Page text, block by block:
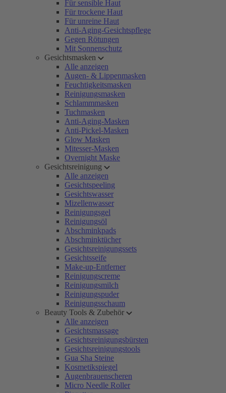
Für sensible Haut
Für trockene Haut
Für unreine Haut
Anti-Aging-Gesichtspflege
Gegen Rötungen
Mit Sonnenschutz
Gesichtsmasken
Alle anzeigen
Augen- & Lippenmasken
Feuchtigkeitsmasken
Reinigungsmasken
Schlammmasken
Tuchmasken
Anti-Aging-Masken
Anti-Pickel-Masken
Glow Masken
Mitesser-Masken
Overnight Maske
Gesichtsreinigung
Alle anzeigen
Gesichtspeeling
Gesichtswasser
Mizellenwasser
Reinigungsgel
Reinigungsöl
Abschminkpads
Abschminktücher
Gesichtsreinigungssets
Gesichtsseife
Make-up-Entferner
Reinigungscreme
Reinigungsmilch
Reinigungspuder
Reinigungsschaum
Beauty Tools & Zubehör
Alle anzeigen
Gesichtsmassage
Gesichtsreinigungsbürsten
Gesichtsreinigungstools
Gua Sha Steine
Kosmetikspiegel
Augenbrauenscheren
Micro Needle Roller